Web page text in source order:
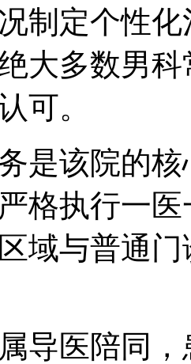
制定个性
大多数男
可。
该院的核
格执行一
域与普通
医陪同，